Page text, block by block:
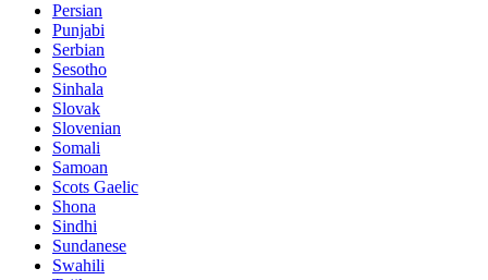
Persian
Punjabi
Serbian
Sesotho
Sinhala
Slovak
Slovenian
Somali
Samoan
Scots Gaelic
Shona
Sindhi
Sundanese
Swahili